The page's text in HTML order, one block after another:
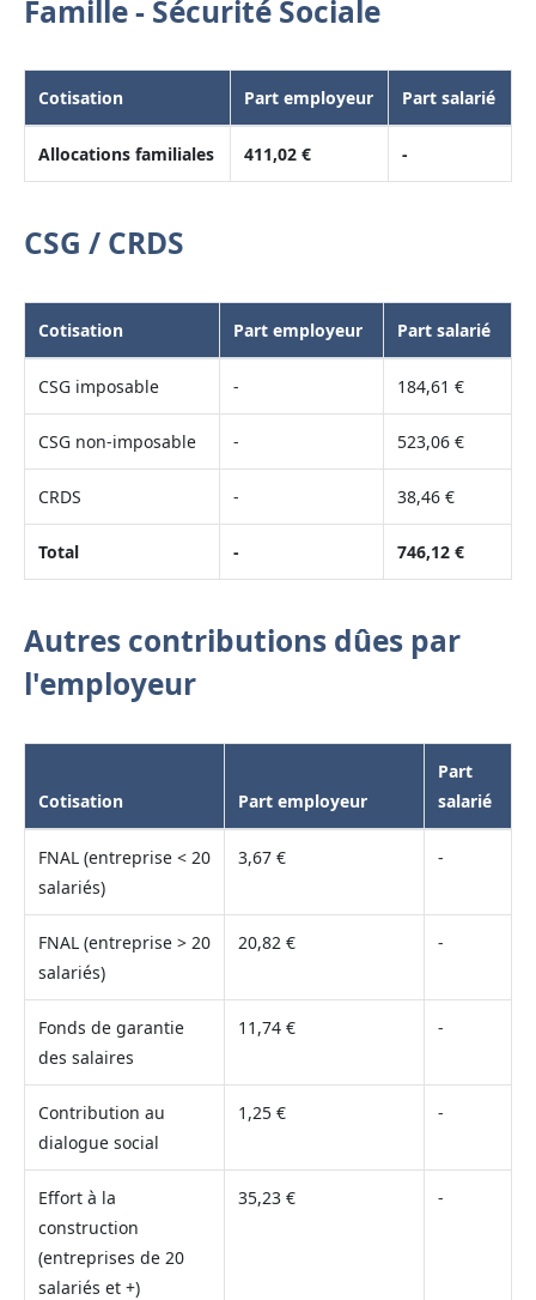
Famille - Sécurité Sociale
Cotisation Part employeur Part salarié
Allocations familiales 411,02 € -
CSG / CRDS
Cotisation Part employeur Part salarié
CSG imposable - 184,61 €
CSG non-imposable - 523,06 €
CRDS - 38,46 €
Total - 746,12 €
Autres contributions dûes par
l'employeur
Cotisation Part employeur
Part
salarié
FNAL (entreprise < 20
salariés)
3,67 € -
FNAL (entreprise > 20
salariés)
20,82 € -
Fonds de garantie
des salaires
11,74 € -
Contribution au
dialogue social
1,25 € -
Effort à la
construction
(entreprises de 20
salariés et +)
35,23 € -